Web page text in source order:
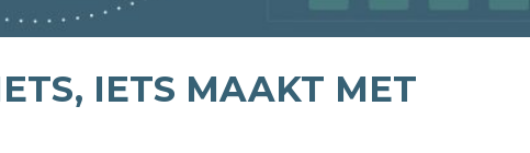
IETS MAAKT MET